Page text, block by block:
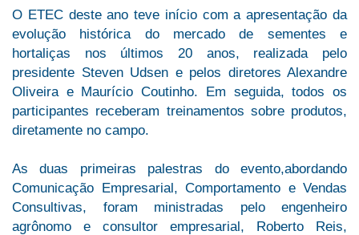
O ETEC deste ano teve início com a apresentação da
evolução histórica do mercado de sementes e
hortaliças nos últimos 20 anos, realizada pelo
presidente Steven Udsen e pelos diretores Alexandre
Oliveira e Maurício Coutinho. Em seguida, todos os
participantes receberam treinamentos sobre produtos,
diretamente no campo.
As duas primeiras palestras do evento,abordando
Comunicação Empresarial, Comportamento e Vendas
Consultivas, foram ministradas pelo engenheiro
agrônomo e consultor empresarial, Roberto Reis,